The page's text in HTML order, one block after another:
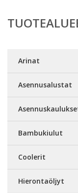
Arinat
Asennusalustat
Bambukiulut
Coolerit
Hierontaöljyt